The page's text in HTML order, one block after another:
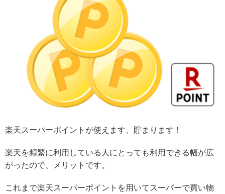
楽天スーパーポイントが使えます、貯まります！
楽天を頻繁に利用している人にとっても利用できる幅が広
がったので、メリットです。
これまで楽天スーパーポイントを用いてスーパーで買い物